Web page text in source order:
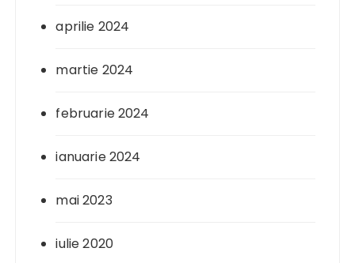
aprilie 2024
martie 2024
februarie 2024
ianuarie 2024
mai 2023
iulie 2020